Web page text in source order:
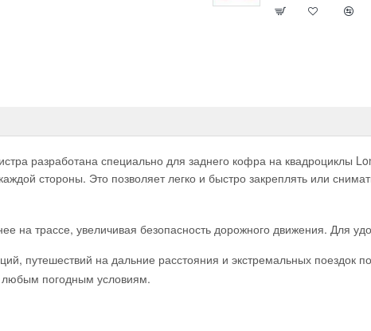
разработана специально для заднего кофра на квадроциклы
стороны. Это позволяет легко и быстро закреплять или
на трассе, увеличивая безопасность дорожного движения. Для
путешествий на дальние расстояния и экстремальных поездок
любым погодным условиям.